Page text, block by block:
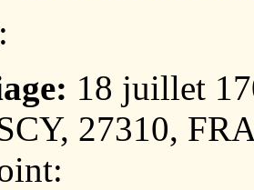
18 juillet
27310,